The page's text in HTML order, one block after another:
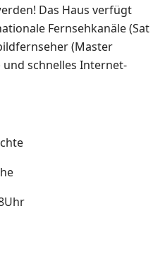
Das Haus verfügt
Fernsehkanäle (Sat
(Master
schnelles Internet-